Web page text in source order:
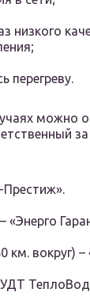
низкого
перегреву.
можно
«Энерго
км. вокруг) –